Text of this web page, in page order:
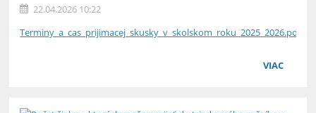
22.04.2026 10:22
Terminy_a_cas_prijimacej_skusky_v_skolskom_roku_2025_2026.pdf
VIAC